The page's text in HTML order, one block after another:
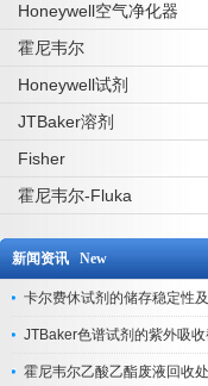
Honeywell空气净化器
霍尼韦尔
Honeywell试剂
JTBaker溶剂
Fisher
霍尼韦尔-Fluka
新闻资讯 New